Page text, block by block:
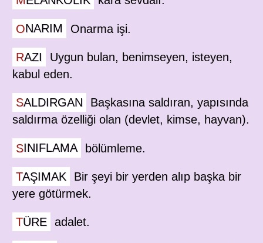
ONARIM Onarma işi.
RAZI
Uygun bulan, benimseyen, isteyen,
kabul eden.
SALDIRGAN
Başkasına saldıran, yapısında
saldırma özelliği olan (devlet, kimse, hayvan).
SINIFLAMA bölümleme.
TAŞIMAK
Bir şeyi bir yerden alıp başka bir
yere götürmek.
TÜRE adalet.